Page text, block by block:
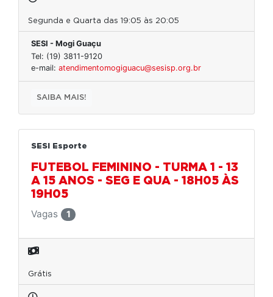
Segunda e Quarta das 19:05 às 20:05
SESI - Mogi Guaçu
Tel: (19) 3811-9120
e-mail: atendimentomogiguacu@sesisp.org.br
SAIBA MAIS!
SESI Esporte
FUTEBOL FEMININO - TURMA 1 - 13
A 15 ANOS - SEG E QUA - 18H05 ÀS
19H05
Vagas
1
Grátis